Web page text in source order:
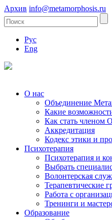
Архив info@metamorphosis.ru
Рус
Eng
О нас
Объединение
Какие
Как стать членом
Аккредитация
Кодекс этики и
Психотерапия
Психотерапия и
Выбрать
Волонтерская
Терапевтические
Работа с
Тренинги и
Образование